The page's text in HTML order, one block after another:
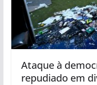
Ataque à
repudiado em